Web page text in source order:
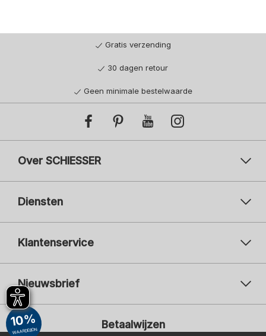
Gratis verzending
30 dagen retour
Geen minimale bestelwaarde
Over SCHIESSER
Diensten
Klantenservice
Nieuwsbrief
Uw e-mailadres
Betaalwijzen
10%
WAARDEBON